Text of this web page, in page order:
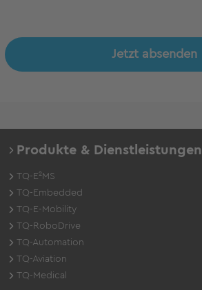
Jetzt absenden
Produkte & Dienstleistungen
TQ-E²MS
TQ-Embedded
TQ-E-Mobility
TQ-RoboDrive
TQ-Automation
TQ-Aviation
TQ-Medical